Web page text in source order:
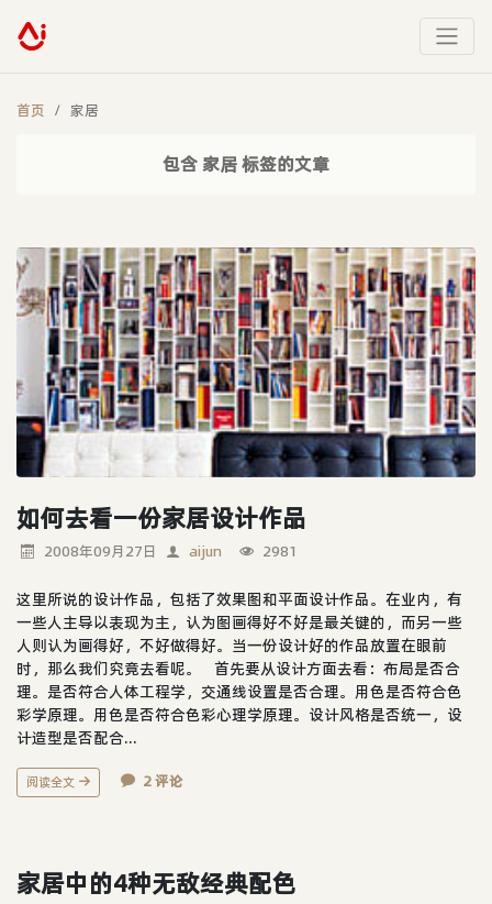
首页 家居
包含 家居 标签的文章
如何去看一份家居设计作品
2008年09月27日 aijun 2981
这里所说的设计作品，包括了效果图和平面设计作品。在业内，有
一些人主导以表现为主，认为图画得好不好是最关键的，而另一些
人则认为画得好，不好做得好。当一份设计好的作品放置在眼前
时，那么我们究竟去看呢。 首先要从设计方面去看：布局是否合
理。是否符合人体工程学，交通线设置是否合理。用色是否符合色
彩学原理。用色是否符合色彩心理学原理。设计风格是否统一，设
计造型是否配合...
阅读全文 2 评论
家居中的4种无敌经典配色